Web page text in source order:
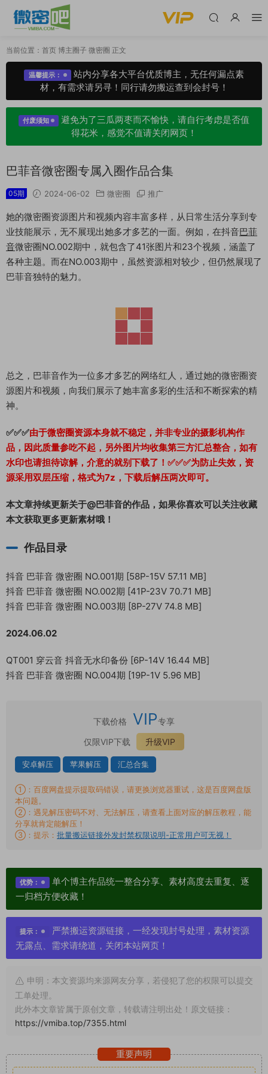
当前位置： 首页 博主圈子 微密圈 正文
温馨提示：
站内分享各大平台优质博主，无任何漏点素
材，有需求请另寻！同行请勿搬运查到会封号！
付废须知
避免为了三瓜两枣而不愉快，请自行考虑是否值
得花米，感觉不值请关闭网页！
巴菲音微密圈专属入圈作品合集
05期 2024-06-02 微密圈 推广
她的微密圈资源图片和视频内容丰富多样，从日常生活分享到专
业技能展示，无不展现出她多才多艺的一面。例如，在抖音巴菲
音微密圈NO.002期中，就包含了41张图片和23个视频，涵盖了
各种主题。而在NO.003期中，虽然资源相对较少，但仍然展现了
巴菲音独特的魅力。
总之，巴菲音作为一位多才多艺的网络红人，通过她的微密圈资
源图片和视频，向我们展示了她丰富多彩的生活和不断探索的精
神。
✅✅✅由于微密圈资源本身就不稳定，并非专业的摄影机构作
品，因此质量参吃不起，另外图片均收集第三方汇总整合，如有
水印也请担待谅解，介意的就别下载了！✅✅✅为防止失效，资
源采用双层压缩，格式为7z，下载后解压两次即可。
本文章持续更新关于@巴菲音的作品，如果你喜欢可以关注收藏
本文获取更多更新素材哦！
作品目录
抖音 巴菲音 微密圈 NO.001期 [58P-15V 57.11 MB]
抖音 巴菲音 微密圈 NO.002期 [41P-23V 70.71 MB]
抖音 巴菲音 微密圈 NO.003期 [8P-27V 74.8 MB]
2024.06.02
QT001 穿云音 抖音无水印备份 [6P-14V 16.44 MB]
抖音 巴菲音 微密圈 NO.004期 [19P-1V 5.96 MB]
下载价格 VIP专享
仅限VIP下载
升级VIP
安卓解压 苹果解压 汇总合集
①：百度网盘提示提取码错误，请更换浏览器重试，这是百度网盘版
本问题。
②：遇见解压密码不对、无法解压，请查看上面对应的解压教程，能
分享就肯定能解压！
③：提示： 批量搬运链接外发封禁权限说明-正常用户可无视！
优势：
单个博主作品统一整合分享、素材高度去重复、逐
一归档方便收藏！
提示：
严禁搬运资源链接，一经发现封号处理，素材资源
无露点、需求请绕道，关闭本站网页！
申明：本文资源均来源网友分享，若侵犯了您的权限可以提交
工单处理。
此外本文章皆属于原创文章，转载请注明出处！原文链接：
https://vmiba.top/7355.html
重要声明